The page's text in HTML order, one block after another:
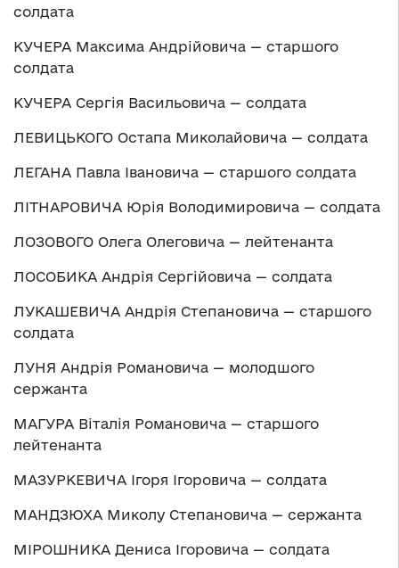
солдата
КУЧЕРА Максима Андрійовича — старшого
солдата
КУЧЕРА Сергія Васильовича — солдата
ЛЕВИЦЬКОГО Остапа Миколайовича — солдата
ЛЕГАНА Павла Івановича — старшого солдата
ЛІТНАРОВИЧА Юрія Володимировича — солдата
ЛОЗОВОГО Олега Олеговича — лейтенанта
ЛОСОБИКА Андрія Сергійовича — солдата
ЛУКАШЕВИЧА Андрія Степановича — старшого
солдата
ЛУНЯ Андрія Романовича — молодшого
сержанта
МАГУРА Віталія Романовича — старшого
лейтенанта
МАЗУРКЕВИЧА Ігоря Ігоровича — солдата
МАНДЗЮХА Миколу Степановича — сержанта
МІРОШНИКА Дениса Ігоровича — солдата